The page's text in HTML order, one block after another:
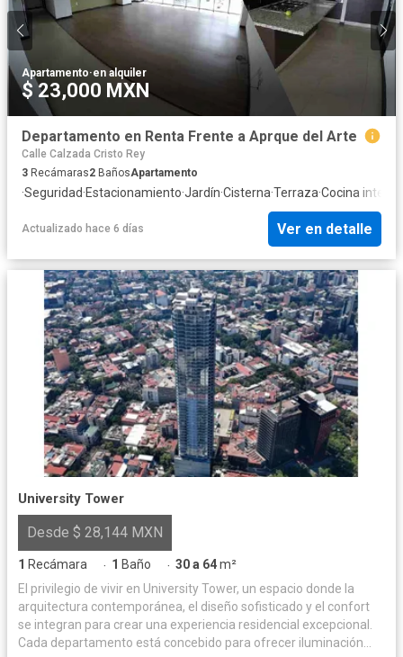
Apartamento·en alquiler
$ 23,000 MXN
Departamento en Renta Frente a Aprque del Arte
Calle Calzada Cristo Rey
3 Recámaras2 BañosApartamento
·Seguridad·Estacionamiento·Jardín·Cisterna·Terraza·Cocina
Actualizado hace 6 días Ver en detalle
University Tower
Desde $ 28,144 MXN
1 Recámara · 1 Baño · 30 a 64m²
El privilegio de vivir en University Tower, un espacio donde la
arquitectura contemporánea, el diseño sofisticado y el confort
se integran para crear una experiencia residencial excepcional.
Cada departamento está concebido para ofrecer iluminación